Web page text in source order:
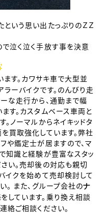
いう思い出たっぷりのＺＺ
泣く泣く手放す事を決意
ます。カワサキ車で大型並
ーバイクです。のんびり走
な走行から、通勤まで幅
す。カスタムベース車両と
ノーマルからネイキッドタ
買取強化しています。弊社
や鑑定士が居ますので、マ
知識と経験が豊富なスタッ
い。売却後の対応も親切
イクを始めて売却検討して
。 また、グループ会社のナ
をしています。乗り換え相談
絡ご相談ください。